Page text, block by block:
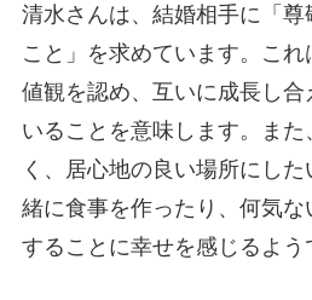
清水さんは、結婚相手に「尊
こと」を求めています。こ
値観を認め、互いに成長し合
いることを意味します。ま
く、居心地の良い場所にし
緒に食事を作ったり、何気な
することに幸せを感じるよう